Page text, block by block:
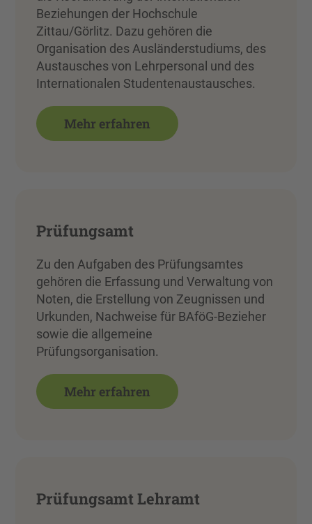
Beziehungen der Hochschule
Zittau/Görlitz. Dazu gehören die
Organisation des Ausländerstudiums, des
Austausches von Lehrpersonal und des
Internationalen Studentenaustausches.
Mehr erfahren
Prüfungsamt
Zu den Aufgaben des Prüfungsamtes
gehören die Erfassung und Verwaltung von
Noten, die Erstellung von Zeugnissen und
Urkunden, Nachweise für BAföG-Bezieher
sowie die allgemeine
Prüfungsorganisation.
Mehr erfahren
Prüfungsamt Lehramt